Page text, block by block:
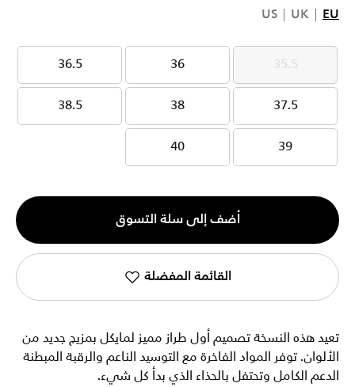
EU
UK
US
35.5
35.5
36
36
36.5
36.5
37.5
37.5
38
38
38.5
38.5
39
39
40
40
الكمية
1
أضف إلى سلة التسوق
القائمة المفضلة
تعيد هذه النسخة تصميم أول طراز مميز لمايكل بمزيج جديد من
الألوان. توفر المواد الفاخرة مع التوسيد الناعم والرقبة المبطنة
الدعم الكامل وتحتفل بالحذاء الذي بدأ كل شيء.